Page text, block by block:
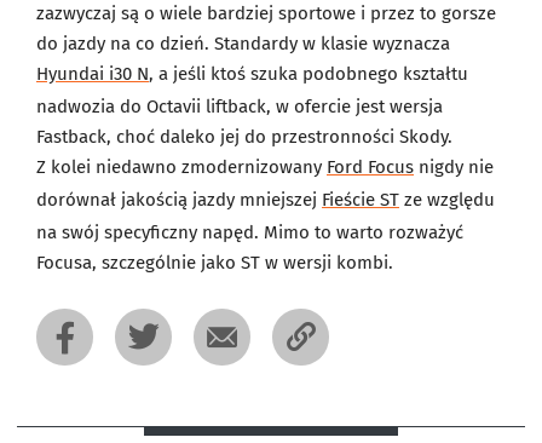
zazwyczaj są o wiele bardziej sportowe i przez to gorsze
do jazdy na co dzień. Standardy w klasie wyznacza
Hyundai i30 N, a jeśli ktoś szuka podobnego kształtu
nadwozia do Octavii liftback, w ofercie jest wersja
Fastback, choć daleko jej do przestronności Skody.
Z kolei niedawno zmodernizowany Ford Focus nigdy nie
dorównał jakością jazdy mniejszej Fieście ST ze względu
na swój specyficzny napęd. Mimo to warto rozważyć
Focusa, szczególnie jako ST w wersji kombi.